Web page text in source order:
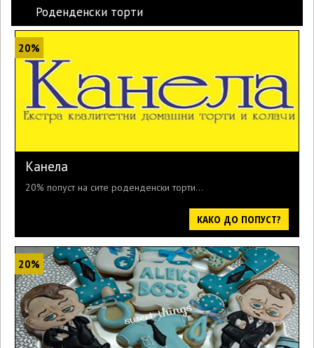
Роденденски торти
20%
Канела
20% попуст на сите роденденски торти...
КАКО ДО ПОПУСТ?
20%